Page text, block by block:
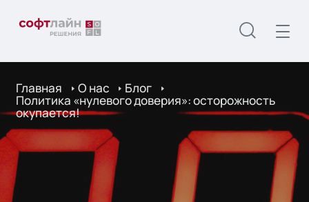
Главная О нас Блог
Политика «нулевого доверия»: осторожность
окупается!